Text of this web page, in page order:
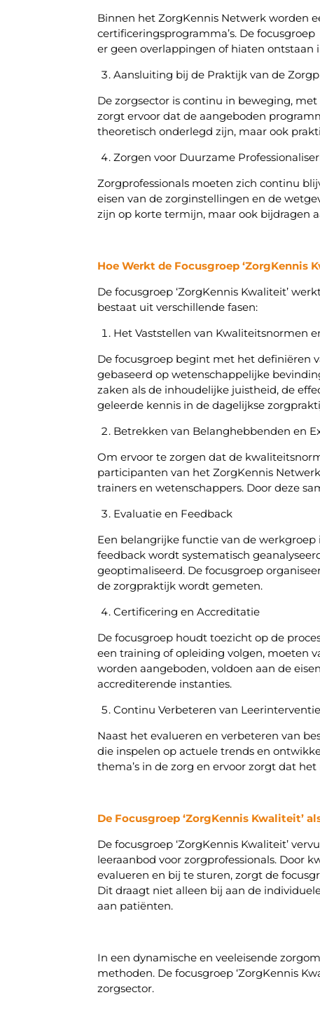
Binnen het ZorgKennis Netwerk worden
certificeringsprogramma’s. De
er geen overlappingen of hiaten ontstaan
Aansluiting bij de Praktijk van de
De zorgsector is continu in beweging,
zorgt ervoor dat de aangeboden
theoretisch onderlegd zijn, maar ook
Zorgen voor Duurzame
Zorgprofessionals moeten zich continu
eisen van de zorginstellingen en de
zijn op korte termijn, maar ook bijdragen
Hoe Werkt de Focusgroep ‘ZorgKennis
De focusgroep ‘ZorgKennis Kwaliteit’
bestaat uit verschillende fasen:
Het Vaststellen van Kwaliteitsnormen
De focusgroep begint met het definiëren
gebaseerd op wetenschappelijke
zaken als de inhoudelijke juistheid, de
geleerde kennis in de dagelijkse
Betrekken van Belanghebbenden en
Om ervoor te zorgen dat de
participanten van het ZorgKennis
trainers en wetenschappers. Door deze
Evaluatie en Feedback
Een belangrijke functie van de werkgroep
feedback wordt systematisch
geoptimaliseerd. De focusgroep
de zorgpraktijk wordt gemeten.
Certificering en Accreditatie
De focusgroep houdt toezicht op de
een training of opleiding volgen, moeten
worden aangeboden, voldoen aan de
accrediterende instanties.
Continu Verbeteren van
Naast het evalueren en verbeteren van
die inspelen op actuele trends en
thema’s in de zorg en ervoor zorgt dat
De Focusgroep ‘ZorgKennis Kwaliteit’
De focusgroep ‘ZorgKennis Kwaliteit’
leeraanbod voor zorgprofessionals. Door
evalueren en bij te sturen, zorgt de
Dit draagt niet alleen bij aan de
aan patiënten.
In een dynamische en veeleisende
methoden. De focusgroep ‘ZorgKennis
zorgsector.